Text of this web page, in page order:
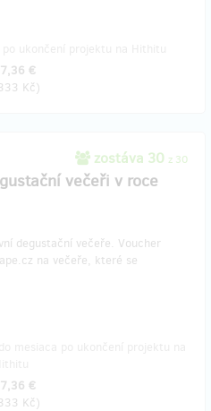
€
Kč)
zostáva 30 z 30
večeři v roce
degustační večeře. Voucher
na večeře, které se
€
Kč)